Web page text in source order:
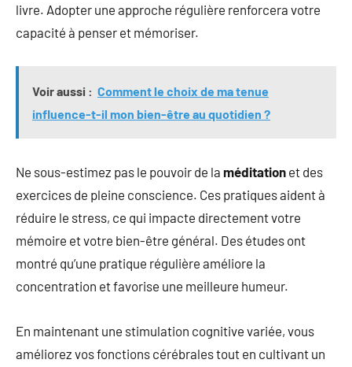
livre. Adopter une approche régulière renforcera votre
capacité à penser et mémoriser.
Voir aussi : Comment le choix de ma tenue
influence-t-il mon bien-être au quotidien ?
Ne sous-estimez pas le pouvoir de la méditation et des
exercices de pleine conscience. Ces pratiques aident à
réduire le stress, ce qui impacte directement votre
mémoire et votre bien-être général. Des études ont
montré qu’une pratique régulière améliore la
concentration et favorise une meilleure humeur.
En maintenant une stimulation cognitive variée, vous
améliorez vos fonctions cérébrales tout en cultivant un